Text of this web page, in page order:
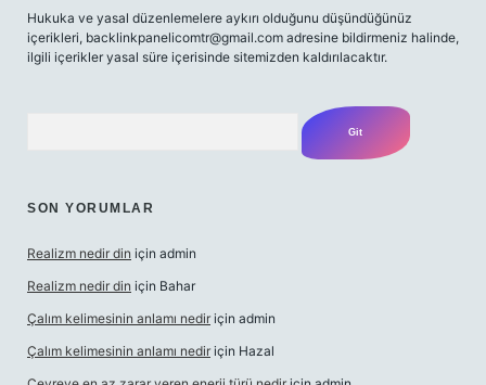
Hukuka ve yasal düzenlemelere aykırı olduğunu düşündüğünüz
içerikleri, backlinkpanelicomtr@gmail.com adresine bildirmeniz halinde,
ilgili içerikler yasal süre içerisinde sitemizden kaldırılacaktır.
SON YORUMLAR
Realizm nedir din için admin
Realizm nedir din için Bahar
Çalım kelimesinin anlamı nedir için admin
Çalım kelimesinin anlamı nedir için Hazal